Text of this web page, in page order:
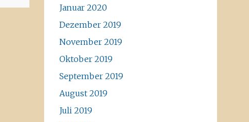
Januar 2020
Dezember 2019
November 2019
Oktober 2019
September 2019
August 2019
Juli 2019